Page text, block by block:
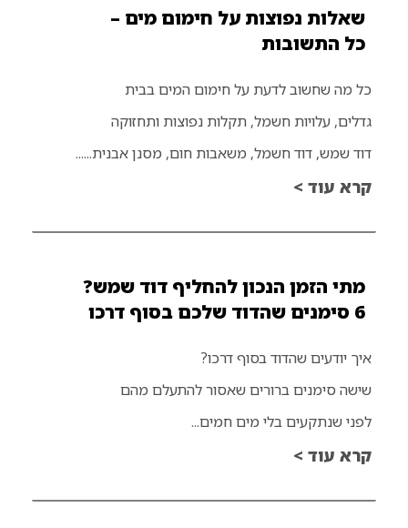
שאלות נפוצות על חימום מים –
כל התשובות
כל מה שחשוב לדעת על חימום המים בבית
גדלים, עלויות חשמל, תקלות נפוצות ותחזוקה
דוד שמש, דוד חשמל, משאבות חום, מסנן אבנית......
קרא עוד >
מתי הזמן הנכון להחליף דוד שמש?
6 סימנים שהדוד שלכם בסוף דרכו
איך יודעים שהדוד בסוף דרכו?
שישה סימנים ברורים שאסור להתעלם מהם
לפני שנתקעים בלי מים חמים...
קרא עוד >